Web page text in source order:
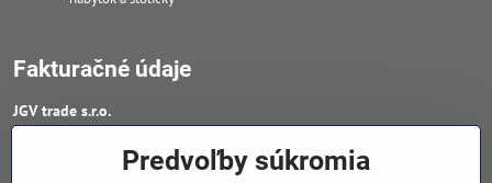
Fakturačné údaje
JGV trade s​.r​.o​.
DIČ : 20223652906Predvoľby súkromia